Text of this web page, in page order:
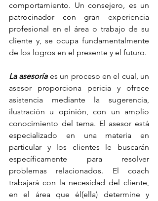
comportamiento. Un consejero, es un
patrocinador con gran experiencia
profesional en el área o trabajo de su
cliente y, se ocupa fundamentalmente
de los logros en el presente y el futuro.
La asesoría es un proceso en el cual, un
asesor proporciona pericia y ofrece
asistencia mediante la sugerencia,
ilustración u opinión, con un amplio
conocimiento del tema. El asesor está
especializado en una materia en
particular y los clientes le buscarán
específicamente para resolver
problemas relacionados. El coach
trabajará con la necesidad del cliente,
en el área que él(ella) determine y